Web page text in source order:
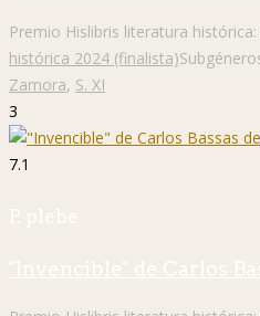
Premio Hislibris literatura histórica:
histórica 2024 (finalista)
Zamora, S. XI
3
7.1
P. plebe
"Invencible" de Carlos